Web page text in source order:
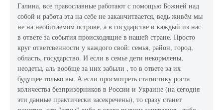
Галина, все православные работают с помощью Божией над
собой и работа эта на себе не заканчитвается, ведь живём мы
не на необитаемом острове, а в государстве и каждый из нас
в ответе за события происходящие в нашей стране. Просто
круг ответсвенности у каждого свой: семья, район, город,
область, государство. И если в семье дети некормлены,
неодеты, аль вообще за них забыли , то в ответе за их
будущее только вы. А если просмотреть статистику роста
количества безпризорников в России и Украине (на сегодня
эти данные практически засекречены), то сразу станет